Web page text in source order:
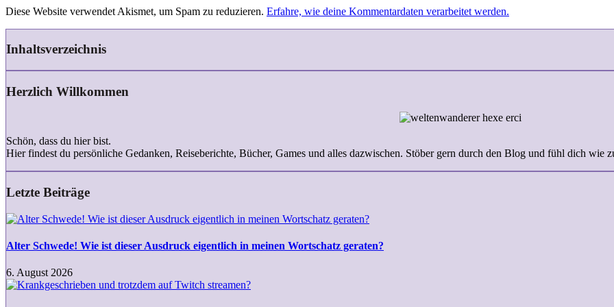
Diese Website verwendet Akismet, um Spam zu reduzieren. Erfahre, wie deine Kommentardaten verarbeitet werden.
Inhaltsverzeichnis
Herzlich Willkommen
Schön, dass du hier bist.
Hier findest du persönliche Gedanken, Reiseberichte, Bücher, Games und alles dazwischen. Stöber gern durch den Blog und fühl dich wie
Letzte Beiträge
Alter
Wie
dieser
Ausdruck
eigentlich
Alter Schwede! Wie ist dieser Ausdruck eigentlich in meinen Wortschatz geraten?
6. August 2026
Krankgeschrieben